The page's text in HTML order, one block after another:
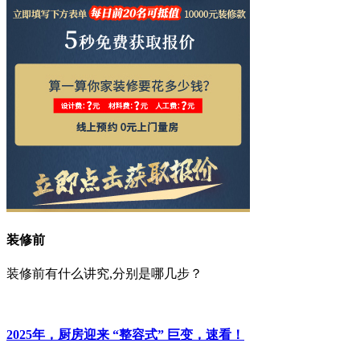
装修前
装修前有什么讲究,分别是哪几步？
2025年，厨房迎来 “整容式” 巨变，速看！